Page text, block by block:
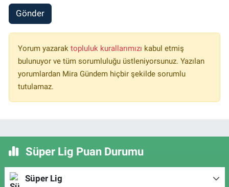
Gönder
Yorum yazarak topluluk kurallarımızı kabul etmiş
bulunuyor ve tüm sorumluluğu üstleniyorsunuz. Yazılan
yorumlardan Mira Gündem hiçbir şekilde sorumlu
tutulamaz.
Süper Lig Puan Durumu
Süper Lig